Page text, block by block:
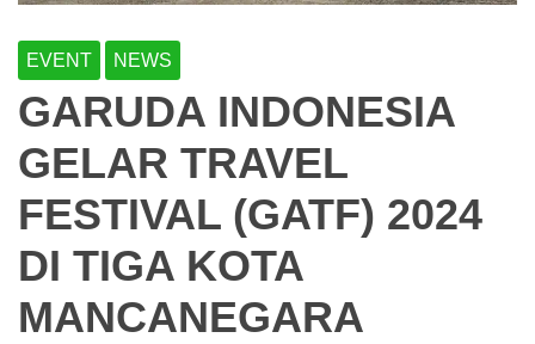
EVENT NEWS
GARUDA INDONESIA
GELAR TRAVEL
FESTIVAL (GATF) 2024
DI TIGA KOTA
MANCANEGARA